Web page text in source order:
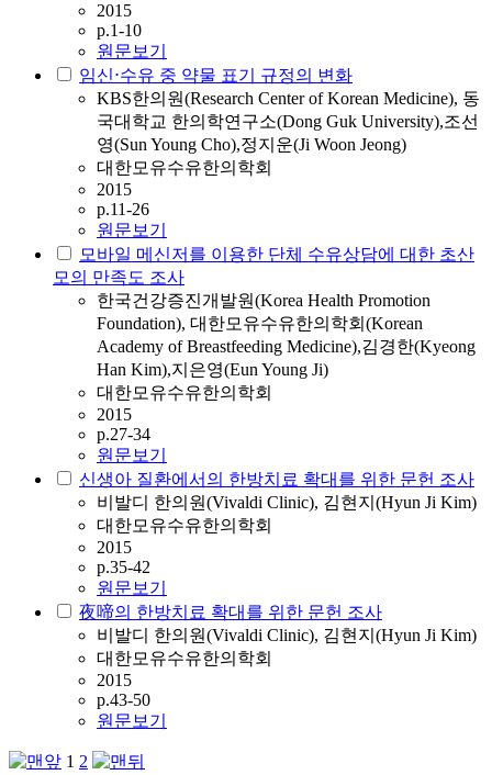
2015
p.1-10
원문보기
임신⋅수유 중 약물 표기 규정의 변화
KBS한의원(Research Center of Korean Medicine), 동
국대학교 한의학연구소(Dong Guk University),조선
영(Sun Young Cho),정지운(Ji Woon Jeong)
대한모유수유한의학회
2015
p.11-26
원문보기
모바일 메신저를 이용한 단체 수유상담에 대한 초산
모의 만족도 조사
한국건강증진개발원(Korea Health Promotion
Foundation), 대한모유수유한의학회(Korean
Academy of Breastfeeding Medicine),김경한(Kyeong
Han Kim),지은영(Eun Young Ji)
대한모유수유한의학회
2015
p.27-34
원문보기
신생아 질환에서의 한방치료 확대를 위한 문헌 조사
비발디 한의원(Vivaldi Clinic), 김현지(Hyun Ji Kim)
대한모유수유한의학회
2015
p.35-42
원문보기
夜啼의 한방치료 확대를 위한 문헌 조사
비발디 한의원(Vivaldi Clinic), 김현지(Hyun Ji Kim)
대한모유수유한의학회
2015
p.43-50
원문보기
1 2